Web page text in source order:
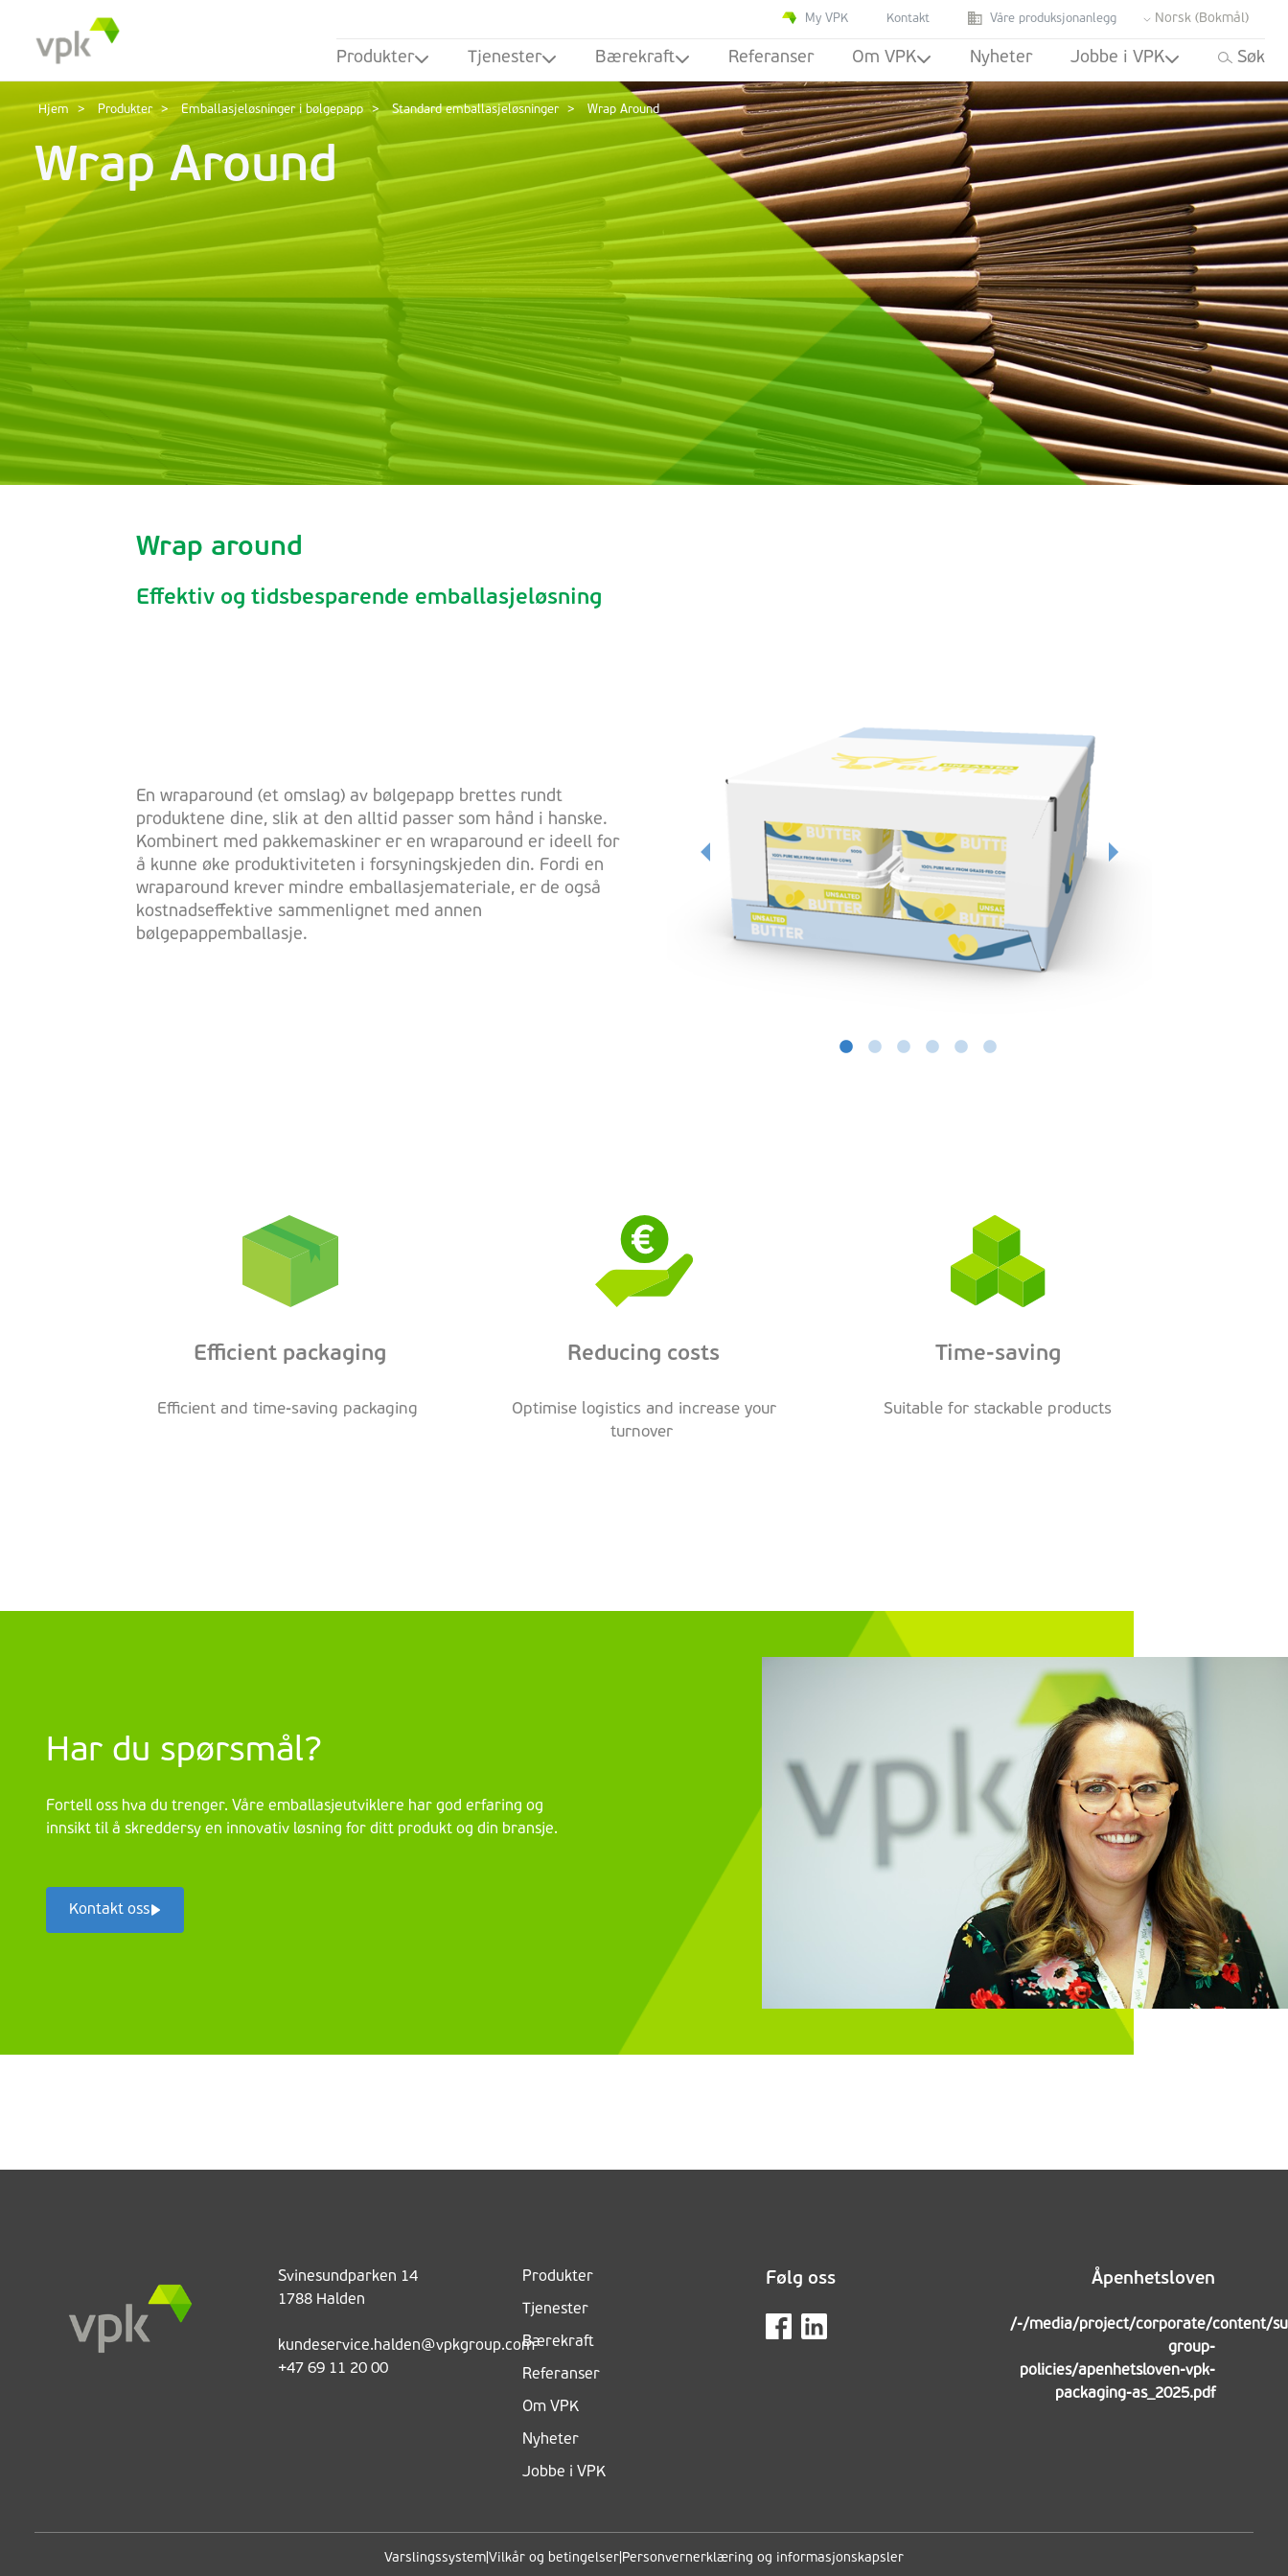
My VPK Kontakt Våre produksjonanlegg Norsk (bokmål)
Produkter Tjenester Bærekraft Referanser Om VPK Nyheter Jobbe i VPK Søk
Hjem Produkter Emballasjeløsninger i bølgepapp Standard emballasjeløsninger Wrap Around
Wrap Around
Wrap around
Effektiv og tidsbesparende emballasjeløsning
En wraparound (et omslag) av bølgepapp brettes rundt
produktene dine, slik at den alltid passer som hånd i hanske.
Kombinert med pakkemaskiner er en wraparound er ideell for
å kunne øke produktiviteten i forsyningskjeden din. Fordi en
wraparound krever mindre emballasjemateriale, er de også
kostnadseffektive sammenlignet med annen
bølgepappemballasje.
Efficient packaging
Efficient and time-saving packaging
Reducing costs
Optimise logistics and increase your
turnover
Time-saving
Suitable for stackable products
Har du spørsmål?
Fortell oss hva du trenger. Våre emballasjeutviklere har god erfaring og
innsikt til å skreddersy en innovativ løsning for ditt produkt og din bransje.
Kontakt oss
Svinesundparken 14
1788 Halden
kundeservice.halden@vpkgroup.com
+47 69 11 20 00
Produkter
Tjenester
Bærekraft
Referanser
Om VPK
Nyheter
Jobbe i VPK
Følg oss Åpenhetsloven
/-/media/project/corporate/content/
group-
policies/apenhetsloven-vpk-
packaging-as_2025.pdf
Varslingssystem Vilkår og betingelser Personvernerklæring og informasjonskapsler